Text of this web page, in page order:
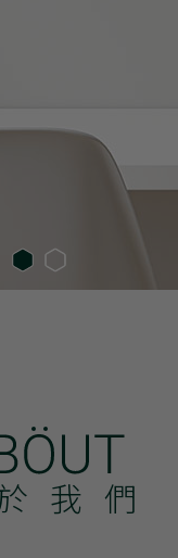
我們